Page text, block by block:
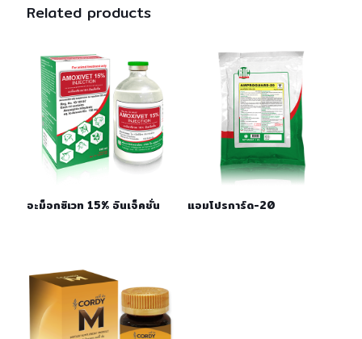
Related products
อะม็อกซิเวท 15% อินเจ็คชั่น แอมโปรการ์ด-20